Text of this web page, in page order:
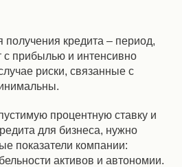
кредита – период,
с прибылью и интенсивно
риски, связанные с
процентную ставку и
для бизнеса, нужно
показатели компании:
активов и автономии.